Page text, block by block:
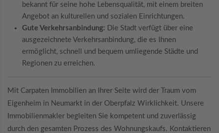
bekannt für seine hohe Lebensqualität, mit einem breiten
Angebot an kulturellen und sozialen Einrichtungen.
Gute Verkehrsanbindung: Die Stadt verfügt über eine
ausgezeichnete Verkehrsanbindung, die es Ihnen
ermöglicht, schnell und bequem umliegende Städte und
Regionen zu erreichen.
Mit Carpaten Immobilien an Ihrer Seite wird der Traum vom
Eigenheim in Neumarkt in der Oberpfalz Wirklichkeit. Unsere
Immobilienmakler begleiten Sie kompetent und zuverlässig
durch den gesamten Prozess des Wohnungskaufs. Kontaktieren